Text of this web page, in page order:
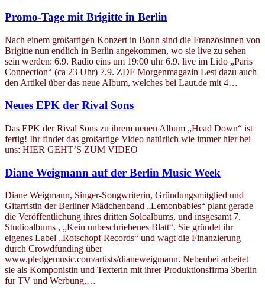
Promo-Tage mit Brigitte in Berlin
Nach einem großartigen Konzert in Bonn sind die Französinnen von
Brigitte nun endlich in Berlin angekommen, wo sie live zu sehen
sein werden: 6.9. Radio eins um 19:00 uhr 6.9. live im Lido „Paris
Connection“ (ca 23 Uhr) 7.9. ZDF Morgenmagazin Lest dazu auch
den Artikel über das neue Album, welches bei Laut.de mit 4…
Neues EPK der Rival Sons
Das EPK der Rival Sons zu ihrem neuen Album „Head Down“ ist
fertig! Ihr findet das großartige Video natürlich wie immer hier bei
uns: HIER GEHT’S ZUM VIDEO
Diane Weigmann auf der Berlin Music Week
Diane Weigmann, Singer-Songwriterin, Gründungsmitglied und
Gitarristin der Berliner Mädchenband „Lemonbabies“ plant gerade
die Veröffentlichung ihres dritten Soloalbums, und insgesamt 7.
Studioalbums , „Kein unbeschriebenes Blatt“. Sie gründet ihr
eigenes Label „Rotschopf Records“ und wagt die Finanzierung
durch Crowdfunding über
www.pledgemusic.com/artists/dianeweigmann. Nebenbei arbeitet
sie als Komponistin und Texterin mit ihrer Produktionsfirma 3berlin
für TV und Werbung,…